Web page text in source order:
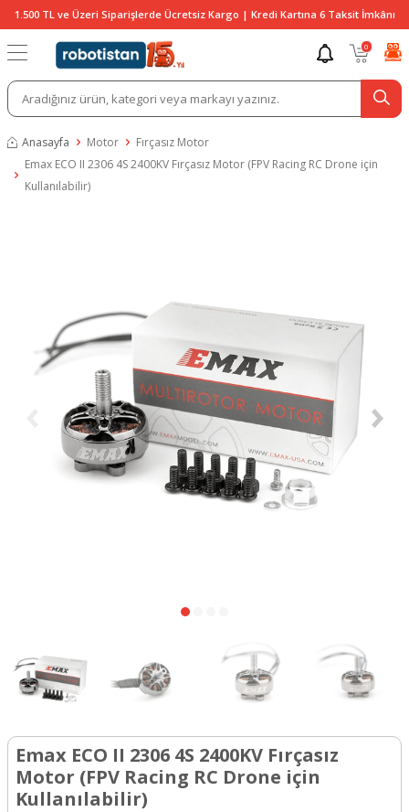
1.500 TL ve Üzeri Siparişlerde Ücretsiz Kargo | Kredi Kartına 6 Taksit İmkânı
0
Anasayfa Motor
Fırçasız Motor
Emax ECO II 2306 4S 2400KV Fırçasız Motor (FPV Racing RC Drone için
Kullanılabilir)
Emax ECO II 2306 4S 2400KV Fırçasız
Motor (FPV Racing RC Drone için
Kullanılabilir)